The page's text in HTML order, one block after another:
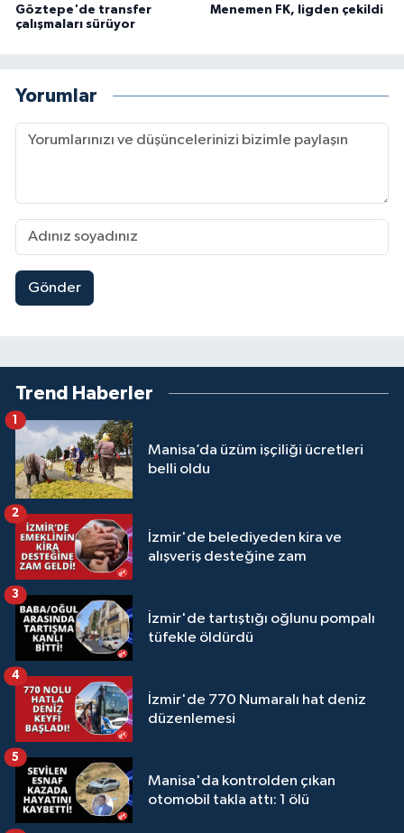
Göztepe'de transfer
çalışmaları sürüyor
Menemen FK, ligden çekildi
Yorumlar
Gönder
Trend Haberler
Manisa’da üzüm işçiliği ücretleri
belli oldu
1
İzmir'de belediyeden kira ve
alışveriş desteğine zam
2
İzmir'de tartıştığı oğlunu pompalı
tüfekle öldürdü
3
İzmir'de 770 Numaralı hat deniz
düzenlemesi
4
Manisa'da kontrolden çıkan
otomobil takla attı: 1 ölü
5